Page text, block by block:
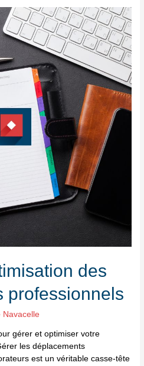
des
professionnels
Navacelle
gérer et optimiser votre
les déplacements
est un véritable casse-tête